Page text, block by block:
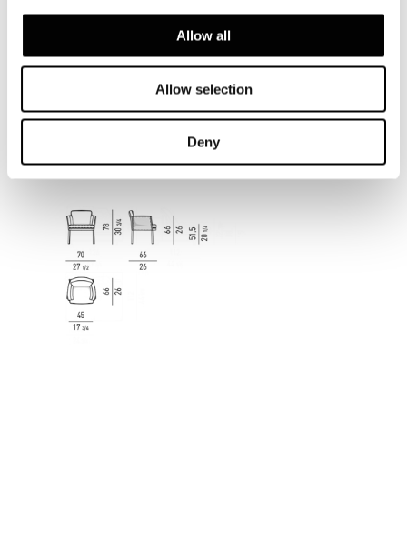
Allow all
Allow selection
Deny
DINING LITTLE ARMCHAIR